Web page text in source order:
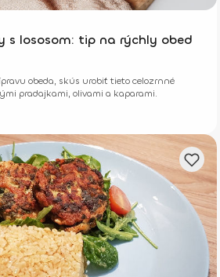
s lososom: tip na rýchly obed
obeda, skús urobiť tieto celozrnné
pradajkami, olivami a kaparami.